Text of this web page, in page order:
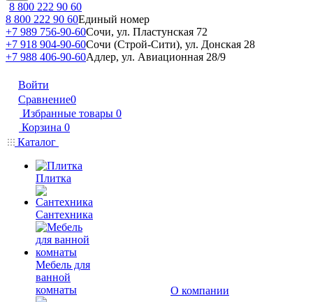
8 800 222 90 60
8 800 222 90 60Единый номер
+7 989 756-90-60Сочи, ул. Пластунская 72
+7 918 904-90-60Сочи (Строй-Сити), ул. Донская 28
+7 988 406-90-60Адлер, ул. Авиационная 28/9
Войти
Сравнение0
Избранные товары 0
Корзина 0
Каталог
Плитка
Сантехника
Мебель для
ванной
комнаты
О компании